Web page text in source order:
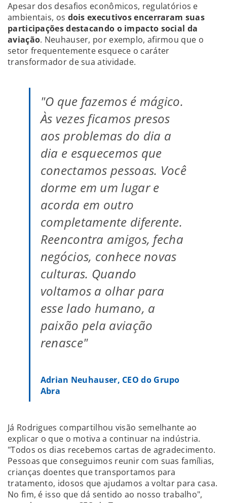
Apesar dos desafios econômicos, regulatórios e
ambientais, os dois executivos encerraram suas
participações destacando o impacto social da
aviação. Neuhauser, por exemplo, afirmou que o
setor frequentemente esquece o caráter
transformador de sua atividade.
"O que fazemos é mágico.
Às vezes ficamos presos
aos problemas do dia a
dia e esquecemos que
conectamos pessoas. Você
dorme em um lugar e
acorda em outro
completamente diferente.
Reencontra amigos, fecha
negócios, conhece novas
culturas. Quando
voltamos a olhar para
esse lado humano, a
paixão pela aviação
renasce"
Adrian Neuhauser, CEO do Grupo
Abra
Já Rodrigues compartilhou visão semelhante ao
explicar o que o motiva a continuar na indústria.
"Todos os dias recebemos cartas de agradecimento.
Pessoas que conseguimos reunir com suas famílias,
crianças doentes que transportamos para
tratamento, idosos que ajudamos a voltar para casa.
No fim, é isso que dá sentido ao nosso trabalho",